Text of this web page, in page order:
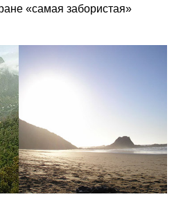
«самая забористая»